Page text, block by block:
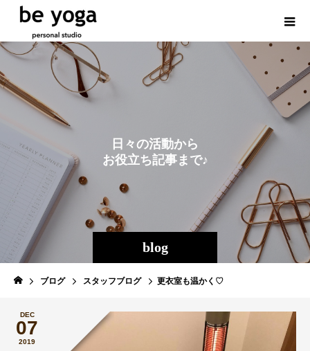
blog
日 々の活動から
お役立ち記事ま で♪
ブログ スタッフブログ 更衣室も温かく♡
DEC
07
2019